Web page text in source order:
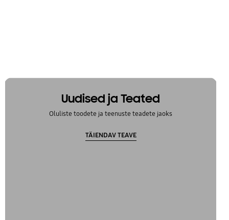
Uudised ja Teated
Oluliste toodete ja teenuste teadete jaoks
TÄIENDAV TEAVE